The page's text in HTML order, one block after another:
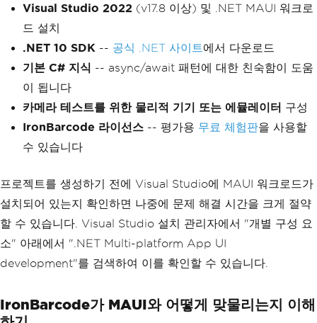
Visual Studio 2022 (v17.8 이상) 및 .NET MAUI 워크로
드 설치
.NET 10 SDK -- 공식 .NET 사이트에서 다운로드
기본 C# 지식 -- async/await 패턴에 대한 친숙함이 도움
이 됩니다
카메라 테스트를 위한 물리적 기기 또는 에뮬레이터 구성
IronBarcode 라이선스 -- 평가용 무료 체험판을 사용할
수 있습니다
프로젝트를 생성하기 전에 Visual Studio에 MAUI 워크로드가
설치되어 있는지 확인하면 나중에 문제 해결 시간을 크게 절약
할 수 있습니다. Visual Studio 설치 관리자에서 "개별 구성 요
소" 아래에서 ".NET Multi-platform App UI
development"를 검색하여 이를 확인할 수 있습니다.
IronBarcode가 MAUI와 어떻게 맞물리는지 이해